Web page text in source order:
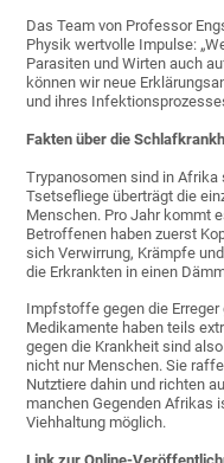
Das Team von Professor
Physik wertvolle Impulse:
Parasiten und Wirten auch
können wir neue
und ihres
Fakten über die
Trypanosomen sind in Afrika
Tsetsefliege überträgt die
Menschen. Pro Jahr kommt
Betroffenen haben zuerst
sich Verwirrung, Krämpfe
die Erkrankten in einen
Impfstoffe gegen die
Medikamente haben teils
gegen die Krankheit sind
nicht nur Menschen. Sie
Nutztiere dahin und richten
manchen Gegenden Afrikas
Viehhaltung möglich.